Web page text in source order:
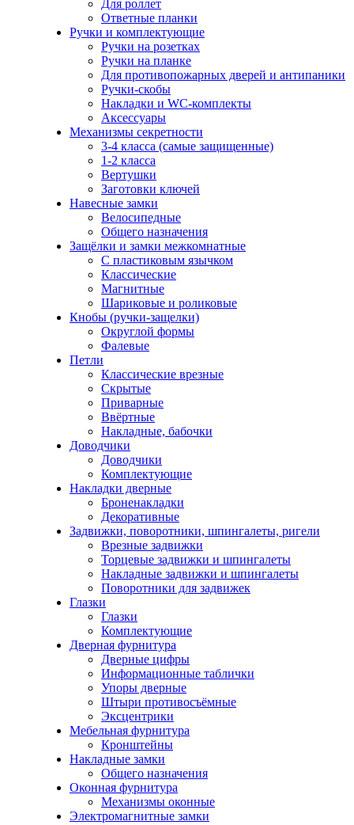
Для роллет
Ответные планки
Ручки и комплектующие
Ручки на розетках
Ручки на планке
Для противопожарных дверей и антипаники
Ручки-скобы
Накладки и WC-комплекты
Аксессуары
Механизмы секретности
3-4 класса (самые защищенные)
1-2 класса
Вертушки
Заготовки ключей
Навесные замки
Велосипедные
Общего назначения
Защёлки и замки межкомнатные
С пластиковым язычком
Классические
Магнитные
Шариковые и роликовые
Кнобы (ручки-защелки)
Округлой формы
Фалевые
Петли
Классические врезные
Скрытые
Приварные
Ввёртные
Накладные, бабочки
Доводчики
Доводчики
Комплектующие
Накладки дверные
Броненакладки
Декоративные
Задвижки, поворотники, шпингалеты, ригели
Врезные задвижки
Торцевые задвижки и шпингалеты
Накладные задвижки и шпингалеты
Поворотники для задвижек
Глазки
Глазки
Комплектующие
Дверная фурнитура
Дверные цифры
Информационные таблички
Упоры дверные
Штыри противосъёмные
Эксцентрики
Мебельная фурнитура
Кронштейны
Накладные замки
Общего назначения
Оконная фурнитура
Механизмы оконные
Электромагнитные замки